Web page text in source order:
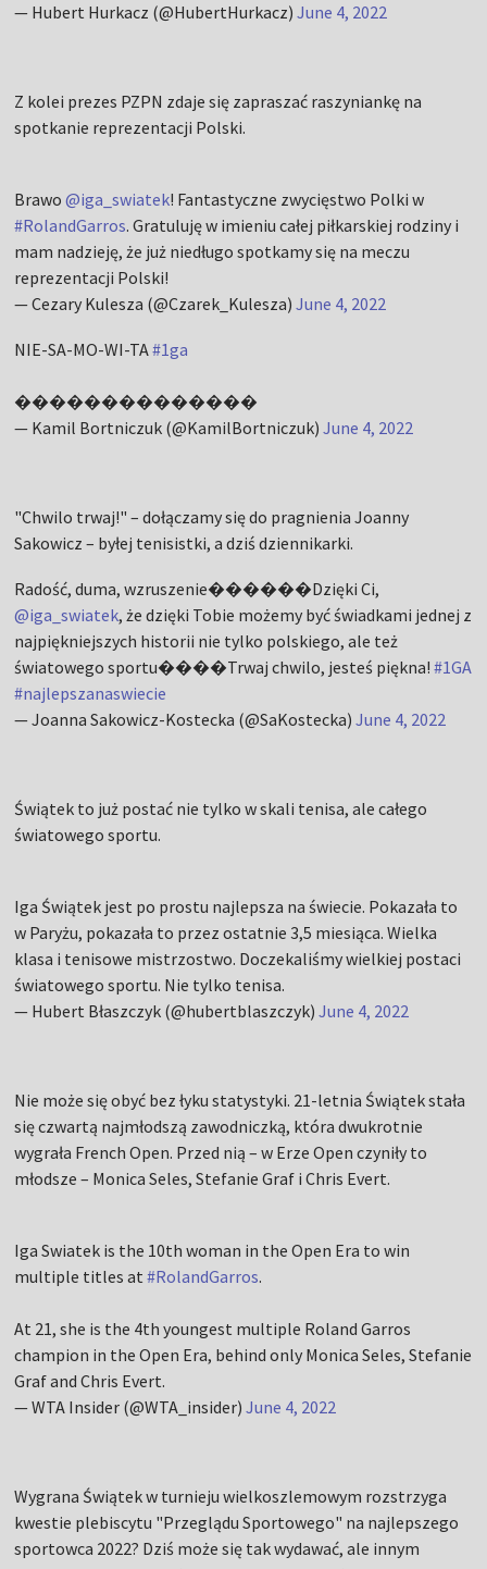
— Hubert Hurkacz (@HubertHurkacz)June 4, 2022
Z kolei prezes PZPN zdaje się zapraszać raszyniankę na
spotkanie reprezentacji Polski.
Brawo@iga_swiatek! Fantastyczne zwycięstwo Polki w
#RolandGarros. Gratuluję w imieniu całej piłkarskiej rodziny i
mam nadzieję, że już niedługo spotkamy się na meczu
reprezentacji Polski!
— Cezary Kulesza (@Czarek_Kulesza)June 4, 2022
NIE-SA-MO-WI-TA#1ga
��������������
— Kamil Bortniczuk (@KamilBortniczuk)June 4, 2022
"Chwilo trwaj!" – dołączamy się do pragnienia Joanny
Sakowicz – byłej tenisistki, a dziś dziennikarki.
Radość, duma, wzruszenie������Dzięki Ci,
@iga_swiatek, że dzięki Tobie możemy być świadkami jednej z
najpiękniejszych historii nie tylko polskiego, ale też
światowego sportu����Trwaj chwilo, jesteś piękna!#1GA
#najlepszanaswiecie
— Joanna Sakowicz-Kostecka (@SaKostecka)June 4, 2022
Świątek to już postać nie tylko w skali tenisa, ale całego
światowego sportu.
Iga Świątek jest po prostu najlepsza na świecie. Pokazała to
w Paryżu, pokazała to przez ostatnie 3,5 miesiąca. Wielka
klasa i tenisowe mistrzostwo. Doczekaliśmy wielkiej postaci
światowego sportu. Nie tylko tenisa.
— Hubert Błaszczyk (@hubertblaszczyk)June 4, 2022
Nie może się obyć bez łyku statystyki. 21-letnia Świątek stała
się czwartą najmłodszą zawodniczką, która dwukrotnie
wygrała French Open. Przed nią – w Erze Open czyniły to
młodsze – Monica Seles, Stefanie Graf i Chris Evert.
Iga Swiatek is the 10th woman in the Open Era to win
multiple titles at#RolandGarros.
At 21, she is the 4th youngest multiple Roland Garros
champion in the Open Era, behind only Monica Seles, Stefanie
Graf and Chris Evert.
— WTA Insider (@WTA_insider)June 4, 2022
Wygrana Świątek w turnieju wielkoszlemowym rozstrzyga
kwestie plebiscytu "Przeglądu Sportowego" na najlepszego
sportowca 2022? Dziś może się tak wydawać, ale innym